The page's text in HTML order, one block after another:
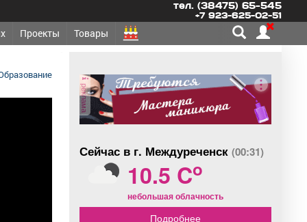
тел. (38475) 65-545
+7 923-625-02-51
Проекты Товары
реклама
Сейчас в г. Междуреченск (00:31)
10.5 Co
небольшая облачность
Подробнее